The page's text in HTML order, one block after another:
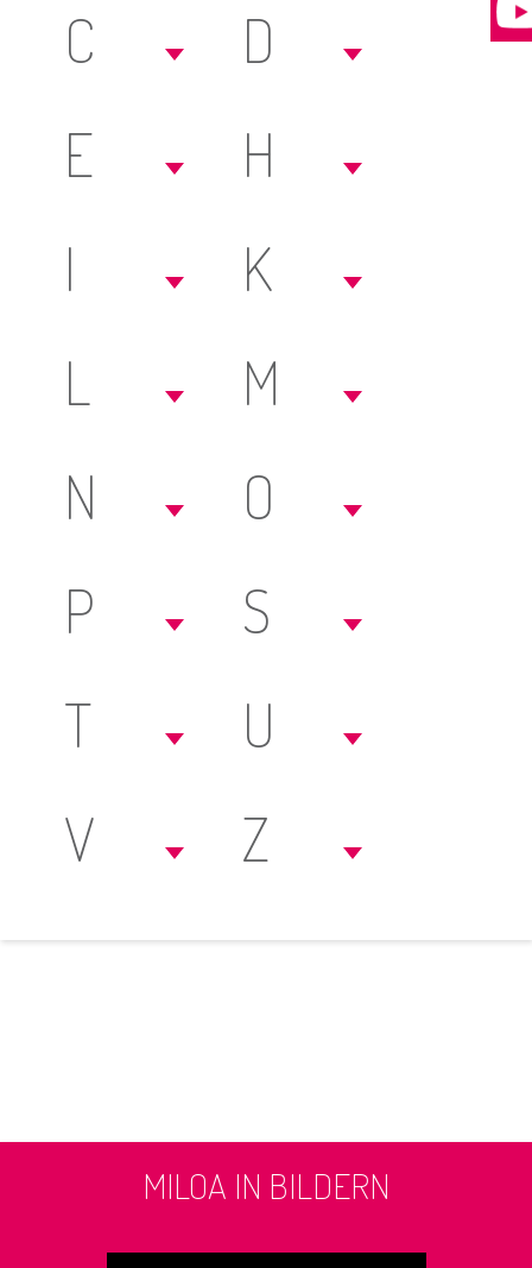
C
D
E
H
I
K
L
M
N
O
P
S
T
U
V
Z
MILOA IN BILDERN